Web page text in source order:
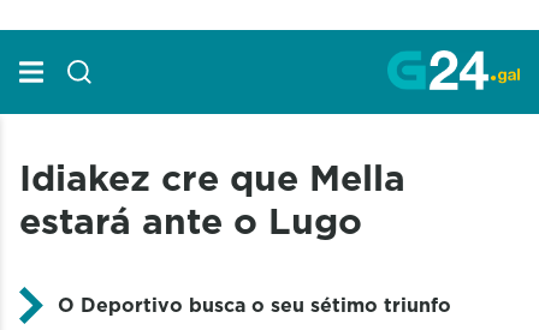
Idiakez cre que Mella
estará ante o Lugo
O Deportivo busca o seu sétimo triunfo